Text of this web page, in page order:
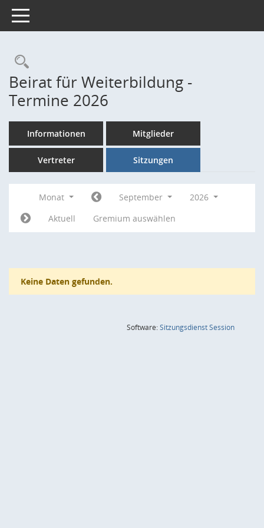
Toggle navigation
Rechercheauswahl
Beirat für Weiterbildung -
Termine 2026
Informationen Mitglieder
Vertreter Sitzungen
Monat September
2026
Aktuell
Gremium auswählen
Keine Daten gefunden.
Software:SitzungsdienstSession(Wird in